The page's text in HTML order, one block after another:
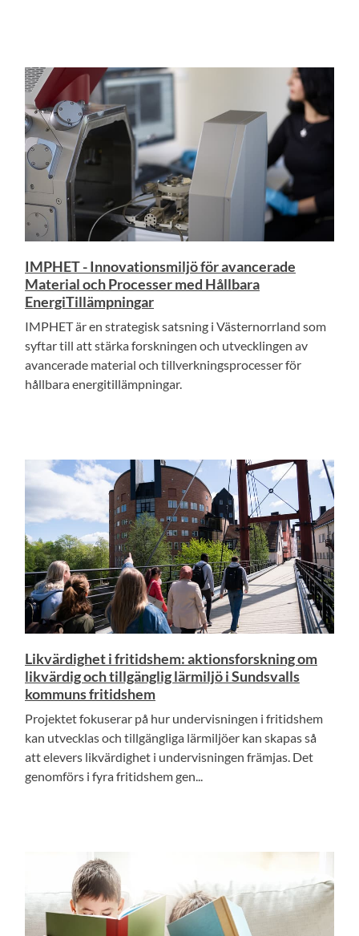
IMPHET - Innovationsmiljö för avancerade
Material och Processer med Hållbara
EnergiTillämpningar
IMPHET är en strategisk satsning i Västernorrland som
syftar till att stärka forskningen och utvecklingen av
avancerade material och tillverkningsprocesser för
hållbara energitillämpningar.
Likvärdighet i fritidshem: aktionsforskning om
likvärdig och tillgänglig lärmiljö i Sundsvalls
kommuns fritidshem
Projektet fokuserar på hur undervisningen i fritidshem
kan utvecklas och tillgängliga lärmiljöer kan skapas så
att elevers likvärdighet i undervisningen främjas. Det
genomförs i fyra fritidshem gen...